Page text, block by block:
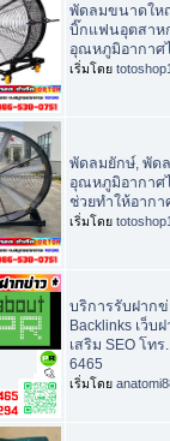
พัดลมขนาดให
บิ๊กแฟนอุตสาห
อุณหภูมิอากาศ
เริ่มโดย
พัดลมยักษ์, พัด
อุณหภูมิอากาศ
ช่วยทำให้อากา
เริ่มโดย
บริการรับฝาก
Backlinks เว็บ
เสริม SEO โทร
6465
เริ่มโดย